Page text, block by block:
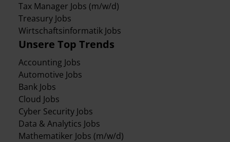
Unsere Top Trends
Accounting Jobs
Automotive Jobs
Bank Jobs
Cloud Jobs
Cyber Security Jobs
Data & Analytics Jobs
Mathematiker Jobs (m/w/d)
Tax Manager Jobs (m/w/d)
Treasury Jobs
Wirtschaftsinformatik Jobs